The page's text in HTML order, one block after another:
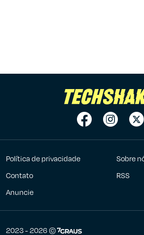
Política de privacidade
Sobre
Contato
RSS
Anuncie
2023 - 2026 ©7Graus